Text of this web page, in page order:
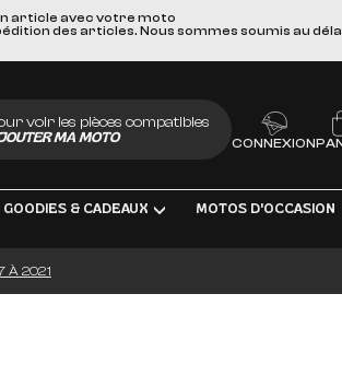
article avec votre moto
des articles. Nous sommes soumis au
voir les pièces compatibles
MA MOTO
CONNEXION
GOODIES & CADEAUX MOTOS D'OCCASION
À 2021